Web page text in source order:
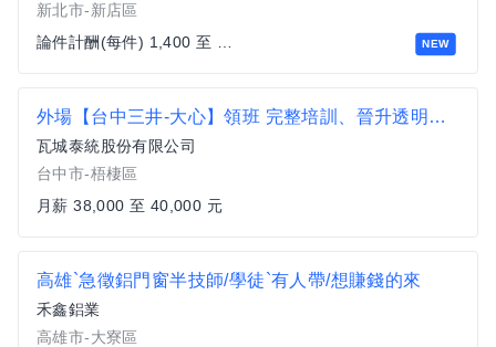
NEW
新北市-新店區
外場【台中三井-大心】領班 完整培訓、晉升透明、一頭班
瓦城泰統股份有限公司
台中市-梧棲區
月薪 38,000 至 40,000 元
高雄`急徵鋁門窗半技師/學徒`有人帶/想賺錢的來
禾鑫鋁業
高雄市-大寮區